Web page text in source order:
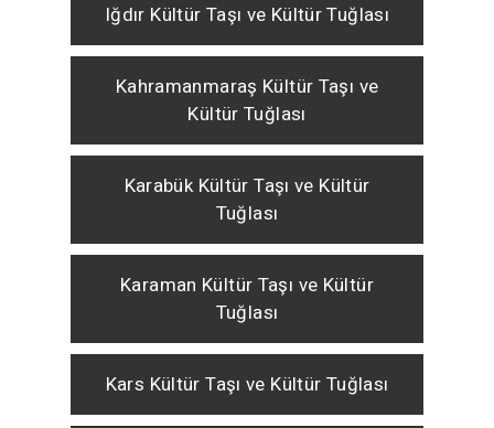
Iğdır Kültür Taşı ve Kültür Tuğlası
Kahramanmaraş Kültür Taşı ve
Kültür Tuğlası
Karabük Kültür Taşı ve Kültür
Tuğlası
Karaman Kültür Taşı ve Kültür
Tuğlası
Kars Kültür Taşı ve Kültür Tuğlası